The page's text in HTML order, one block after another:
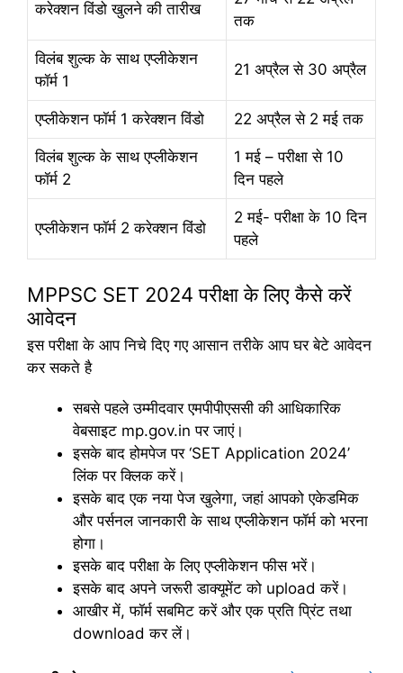
करेक्शन विंडो खुलने की तारीख
तक
विलंब शुल्क के साथ एप्लीकेशन
फॉर्म 1
21 अप्रैल से 30 अप्रैल
एप्लीकेशन फॉर्म 1 करेक्शन विंडो 22 अप्रैल से 2 मई तक
विलंब शुल्क के साथ एप्लीकेशन
फॉर्म 2
1 मई – परीक्षा से 10
दिन पहले
एप्लीकेशन फॉर्म 2 करेक्शन विंडो
2 मई- परीक्षा के 10 दिन
पहले
MPPSC SET 2024 परीक्षा के लिए कैसे करें
आवेदन
इस परीक्षा के आप निचे दिए गए आसान तरीके आप घर बेटे आवेदन
कर सकते है
सबसे पहले उम्मीदवार एमपीपीएससी की आधिकारिक
वेबसाइट mp.gov.in पर जाएं।
इसके बाद होमपेज पर ‘SET Application 2024’
लिंक पर क्लिक करें।
इसके बाद एक नया पेज खुलेगा, जहां आपको एकेडमिक
और पर्सनल जानकारी के साथ एप्लीकेशन फॉर्म को भरना
होगा।
इसके बाद परीक्षा के लिए एप्लीकेशन फीस भरें।
इसके बाद अपने जरूरी डाक्यूमेंट को upload करें।
आखीर में, फॉर्म सबमिट करें और एक प्रति प्रिंट तथा
download कर लें।